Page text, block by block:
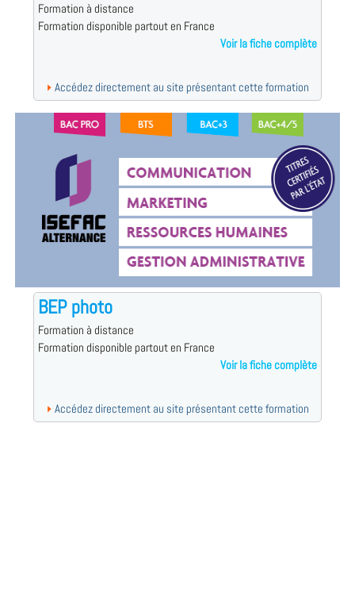
Formation à distance
Formation disponible partout en France
Voir la fiche complète
Accédez directement au site présentant cette formation
BEP photo
Formation à distance
Formation disponible partout en France
Voir la fiche complète
Accédez directement au site présentant cette formation